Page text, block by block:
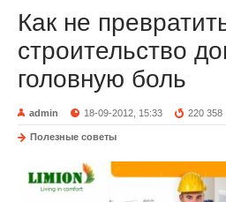
Как не
строительство
головную боль
admin 18-09-2012, 15:33 220 358
Полезные советы